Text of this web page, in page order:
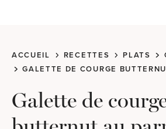
ACCUEIL RECETTES PLATS
GALETTE DE COURGE
Galette de